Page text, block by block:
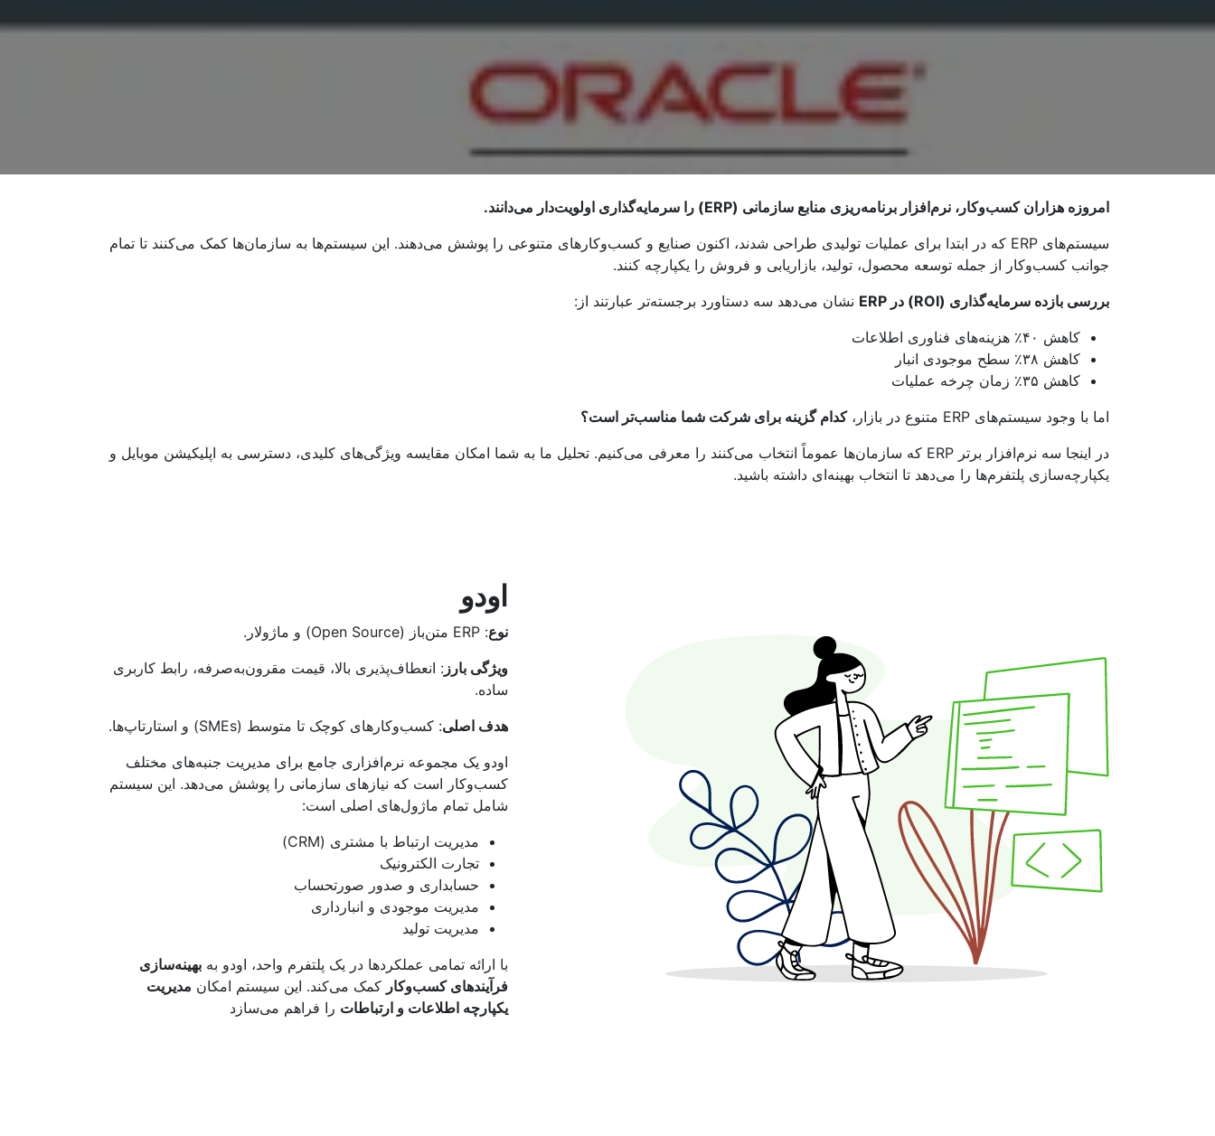
امروزه هزاران کسب‌وکار، نرم‌افزار برنامه‌ریزی منابع سازمانی (ERP) را سرمایه‌گذاری اولویت‌دار می‌دانند.
سیستم‌های ERP که در ابتدا برای عملیات تولیدی طراحی شدند، اکنون صنایع و کسب‌وکارهای متنوعی را پوشش می‌دهند. این سیستم‌ها به سازمان‌ها کمک می‌کنند تا تمام
جوانب کسب‌وکار از جمله توسعه محصول، تولید، بازاریابی و فروش را یکپارچه کنند.
بررسی بازده سرمایه‌گذاری (ROI) در ERP
نشان می‌دهد سه دستاورد برجسته‌تر عبارتند از:
کاهش ۴۰٪ هزینه‌های فناوری اطلاعات
کاهش ۳۸٪ سطح موجودی انبار
کاهش ۳۵٪ زمان چرخه عملیات
اما با وجود سیستم‌های ERP متنوع در بازار،
کدام گزینه برای شرکت شما مناسب‌تر است؟
در اینجا سه نرم‌افزار برتر ERP که سازمان‌ها عموماً انتخاب می‌کنند را معرفی می‌کنیم. تحلیل ما به شما امکان مقایسه ویژگی‌های کلیدی، دسترسی به اپلیکیشن موبایل و
یکپارچه‌سازی پلتفرم‌ها را می‌دهد تا انتخاب بهینه‌ای داشته باشید.
اودو
نوع: ERP متن‌باز (Open Source) و ماژولار.
ویژگی بارز : انعطاف‌پذیری بالا، قیمت مقرون‌به‌صرفه، رابط کاربری
ساده.
هدف اصلی: کسب‌وکارهای کوچک تا متوسط (SMEs) و استارتاپ‌ها.
اودو یک مجموعه نرم‌افزاری جامع برای مدیریت جنبه‌های مختلف
کسب‌وکار است که نیازهای سازمانی را پوشش می‌دهد. این سیستم
شامل تمام ماژول‌های اصلی است:
مدیریت ارتباط با مشتری (CRM)
تجارت الکترونیک
حسابداری و صدور صورتحساب
مدیریت موجودی و انبارداری
مدیریت تولید
با ارائه تمامی عملکردها در یک پلتفرم واحد، اودو به بهینه‌سازی
فرآیندهای کسب‌وکار کمک می‌کند. این سیستم امکان مدیریت
یکپارچه اطلاعات و ارتباطات را فراهم می‌سازد